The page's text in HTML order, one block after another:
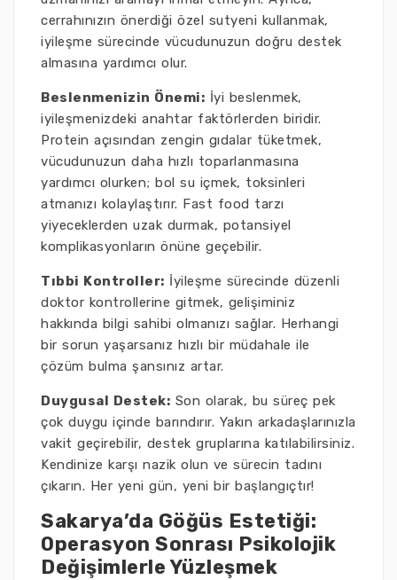
cerrahınızın önerdiği özel sutyeni kullanmak,
iyileşme sürecinde vücudunuzun doğru destek
almasına yardımcı olur.
Beslenmenizin Önemi: İyi beslenmek,
iyileşmenizdeki anahtar faktörlerden biridir.
Protein açısından zengin gıdalar tüketmek,
vücudunuzun daha hızlı toparlanmasına
yardımcı olurken; bol su içmek, toksinleri
atmanızı kolaylaştırır. Fast food tarzı
yiyeceklerden uzak durmak, potansiyel
komplikasyonların önüne geçebilir.
Tıbbi Kontroller: İyileşme sürecinde düzenli
doktor kontrollerine gitmek, gelişiminiz
hakkında bilgi sahibi olmanızı sağlar. Herhangi
bir sorun yaşarsanız hızlı bir müdahale ile
çözüm bulma şansınız artar.
Duygusal Destek: Son olarak, bu süreç pek
çok duygu içinde barındırır. Yakın arkadaşlarınızla
vakit geçirebilir, destek gruplarına katılabilirsiniz.
Kendinize karşı nazik olun ve sürecin tadını
çıkarın. Her yeni gün, yeni bir başlangıçtır!
Sakarya’da Göğüs Estetiği:
Operasyon Sonrası Psikolojik
Değişimlerle Yüzleşmek